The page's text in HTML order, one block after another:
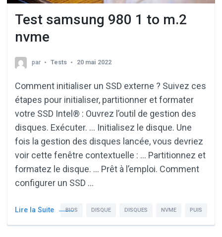
Test samsung 980 1 to m.2
nvme
par Tests 20 mai 2022
Comment initialiser un SSD externe ? Suivez ces
étapes pour initialiser, partitionner et formater
votre SSD Intel® : Ouvrez l’outil de gestion des
disques. Exécuter. … Initialisez le disque. Une
fois la gestion des disques lancée, vous devriez
voir cette fenêtre contextuelle : … Partitionnez et
formatez le disque. … Prêt à l’emploi. Comment
configurer un SSD …
Lire la Suite BIOS DISQUE DISQUES NVME PUIS